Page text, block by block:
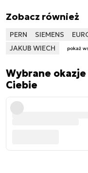
Zobacz również
PERN SIEMENS
JAKUB WIECH
pokaż
Wybrane
Ciebie